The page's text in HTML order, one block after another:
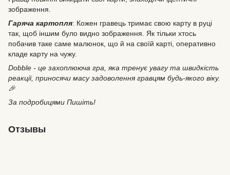
зображення.
Гаряча картопля: Кожен гравець тримає свою карту в руці
так, щоб іншим було видно зображення. Як тільки хтось
побачив таке саме малюнок, що й на своїй карті, оперативно
кладе карту на чужу.
Dobble - це захоплююча гра, яка тренує увагу та швидкість
реакції, приносячи масу задоволення гравцям будь-якого віку.
🎉
За подробицями Пишіть!
Отзывы